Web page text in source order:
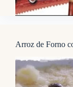
Arroz de Forno